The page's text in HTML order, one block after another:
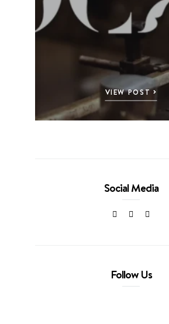
VIEW POST
Social Media
Follow Us